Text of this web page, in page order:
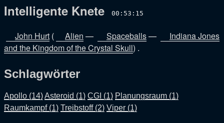
Intelligente Knete 00:53:15
John Hurt ( Alien — Spaceballs—
Indiana Jones
and the Kingdom of the Crystal Skull) .
Schlagwörter
Apollo (14)Asteroid (1) CGI (1) Planungsraum (1)
Raumkampf (1) Treibstoff (2) Viper (1)